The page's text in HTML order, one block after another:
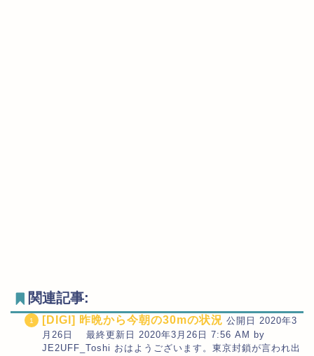
関連記事:
[DIGI] 昨晩から今朝の30mの状況 公開日 2020年3
月26日 最終更新日 2020年3月26日 7:56 AM by
JE2UFF_Toshi おはようございます。東京封鎖が言われ出